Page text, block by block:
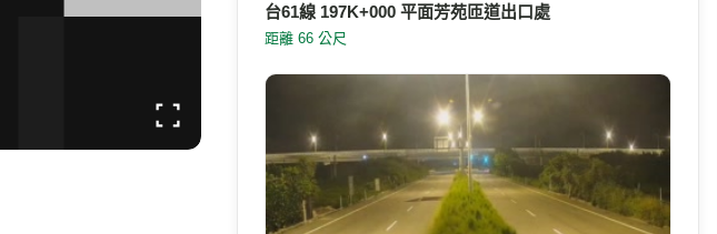
台61線 197K+000 平面芳苑匝道出口處
距離 66 公尺